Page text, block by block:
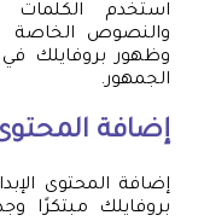
استخدم الكلمات
والنصوص الخاصة
وظهور بروفايلك
الجمهور.
إضافة
إضافة المحتوى
بروفايلك مبتكرًا